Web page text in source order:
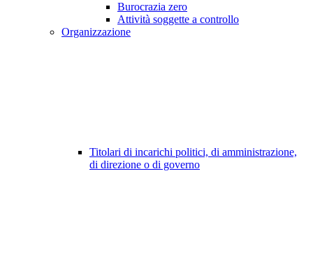
Burocrazia zero
Attività soggette a controllo
Organizzazione
Titolari di incarichi politici, di amministrazione,
di direzione o di governo